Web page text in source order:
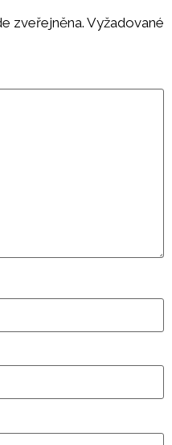
zveřejněna. Vyžadované